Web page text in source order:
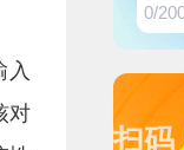
入
对
0/
扫码